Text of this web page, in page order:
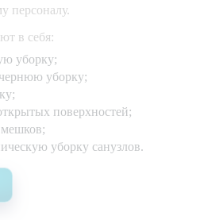
персоналу.
в себя:
уборку;
уборку;
поверхностей;
уборку санузлов.